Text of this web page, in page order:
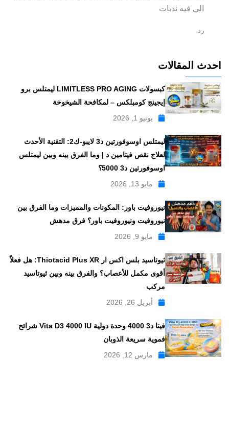
الي فيه ندبات
رد
احدث المقالات
كبسولات LIMITLESS PRO AGING ليمتلس برو
إيجينج كومبلكس – لمكافحة الشيخوخة
يونيو 1, 2026
ليمتلس اوسوفورتين د3 لايبو-ك2: التقنية الأحدث
لعلاج نقص فيتامين د | وما الفرق بينه وبين ليمتلس
اوسوفورتين د3 5000؟
مايو 13, 2026
نيوروفيت باور: المكونات والمميزات وما الفرق بين
نيوروفيت ونيوروفيت باور؟ فرق مدهش
مايو 9, 2026
ثيوتاسيد بلس اكس ار Thiotacid Plus XR: هل فعلاً
أقوى مكمل للأعصاب؟ والفرق بينه وبين ثيوتاسيد
مركب
أبريل 26, 2026
فيتا د3 4000 وحدة دولية Vita D3 4000 IU شرائح
فموية سريعة الذوبان
مارس 12, 2026